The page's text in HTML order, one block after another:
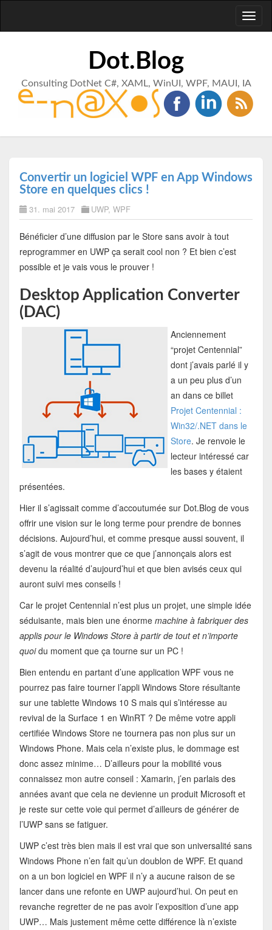
Dot.Blog
Consulting DotNet C#, XAML, WinUI, WPF, MAUI, IA
Convertir un logiciel WPF en App Windows
Store en quelques clics !
31. mai 2017 UWP, WPF
Bénéficier d’une diffusion par le Store sans avoir à tout
reprogrammer en UWP ça serait cool non ? Et bien c’est
possible et je vais vous le prouver !
Desktop Application Converter
(DAC)
Anciennement
“projet Centennial”
dont j’avais parlé il y
a un peu plus d’un
an dans ce billet
Projet Centennial :
Win32/.NET dans le
Store. Je renvoie le
lecteur intéressé car
les bases y étaient
présentées.
Hier il s’agissait comme d’accoutumée sur Dot.Blog de vous
offrir une vision sur le long terme pour prendre de bonnes
décisions. Aujourd’hui, et comme presque aussi souvent, il
s’agit de vous montrer que ce que j’annonçais alors est
devenu la réalité d’aujourd’hui et que bien avisés ceux qui
auront suivi mes conseils !
Car le projet Centennial n’est plus un projet, une simple idée
séduisante, mais bien une énorme machine à fabriquer des
applis pour le Windows Store à partir de tout et n’importe
quoidu moment que ça tourne sur un PC !
Bien entendu en partant d’une application WPF vous ne
pourrez pas faire tourner l’appli Windows Store résultante
sur une tablette Windows 10 S mais qui s’intéresse au
revival de la Surface 1 en WinRT ? De même votre appli
certifiée Windows Store ne tournera pas non plus sur un
Windows Phone. Mais cela n’existe plus, le dommage est
donc assez minime… D’ailleurs pour la mobilité vous
connaissez mon autre conseil : Xamarin, j’en parlais des
années avant que cela ne devienne un produit Microsoft et
je reste sur cette voie qui permet d’ailleurs de générer de
l’UWP sans se fatiguer.
UWP c’est très bien mais il est vrai que son universalité sans
Windows Phone n’en fait qu’un doublon de WPF. Et quand
on a un bon logiciel en WPF il n’y a aucune raison de se
lancer dans une refonte en UWP aujourd’hui. On peut en
revanche regretter de ne pas avoir l’exposition d’une app
UWP… Mais justement même cette différence là n’existe